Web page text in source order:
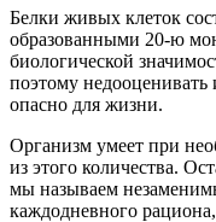
Белки живых клеток
образованными 20-ю
биологической
поэтому недооценивать
опасно для жизни.
Организм умеет при
из этого количества.
мы называем
каждодневного